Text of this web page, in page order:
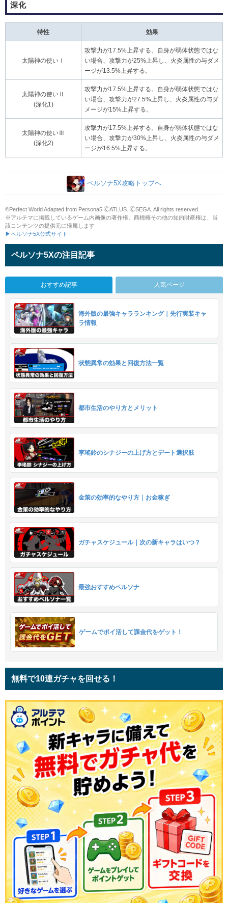
深化
特性 効果
太陽神の使いⅠ
攻撃力が17.5%上昇する。自身が弱体状態ではな
い場合、攻撃力が25%上昇し、火炎属性の与ダメ
ージが13.5%上昇する。
太陽神の使いⅡ
(深化1)
攻撃力が17.5%上昇する。自身が弱体状態ではな
い場合、攻撃力が27.5%上昇し、火炎属性の与ダ
メージが15%上昇する。
太陽神の使いⅢ
(深化2)
攻撃力が17.5%上昇する。自身が弱体状態ではな
い場合、攻撃力が30%上昇し、火炎属性の与ダメ
ージが16.5%上昇する。
ペルソナ5X攻略トップへ
©Perfect World Adapted from Persona5 🄫ATLUS. 🄫SEGA. All rights reserved.
※アルテマに掲載しているゲーム内画像の著作権、商標権その他の知的財産権は、当
該コンテンツの提供元に帰属します
▶ペルソナ5X公式サイト
ペルソナ5Xの注目記事
おすすめ記事 人気ページ
海外版の最強キャラランキング｜先行実装キャ
ラ情報
状態異常の効果と回復方法一覧
都市生活のやり方とメリット
李瑤鈴のシナジーの上げ方とデート選択肢
金策の効率的なやり方｜お金稼ぎ
ガチャスケジュール｜次の新キャラはいつ？
最強おすすめペルソナ
ゲームでポイ活して課金代をゲット！
無料で10連ガチャを回せる！